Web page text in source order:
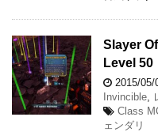
Slayer
Level 50
2015/05/
Invincible
Class
ェンダリ